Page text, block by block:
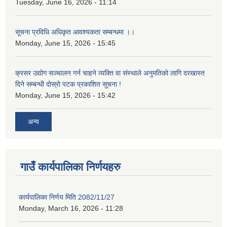
Tuesday, June 16, 2026 - 11:14
सूचना प्रविधि अधिकृत आवश्यकता सम्बन्धमा ।।
Monday, June 15, 2026 - 15:45
क्रसर उद्योग सञ्चालन गर्न चाहने व्यक्ति वा संस्थाले अनुमतिको लागि दरखास्त
दिने सम्बन्धी दोस्रो पटक प्रकाशित सूचना !
Monday, June 15, 2026 - 15:42
अन्य
गाउँ कार्यपालिका निर्णयहरु
कार्यपालिका निर्णय मिति 2082/11/27
Monday, March 16, 2026 - 11:28